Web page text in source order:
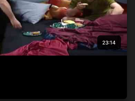
23:14